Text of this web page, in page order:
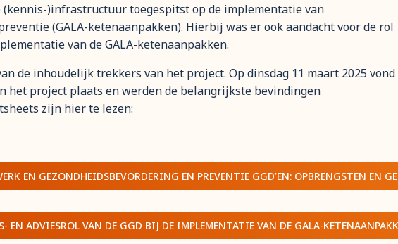
(kennis-)infrastructuur toegespitst op de implementatie van
(GALA-ketenaanpakken). Hierbij was er ook aandacht voor de rol
van de GALA-ketenaanpakken.
de inhoudelijk trekkers van het project. Op dinsdag 11 maart 2025 vond
het project plaats en werden de belangrijkste bevindingen
zijn hier te lezen:
EN GEZONDHEIDSBEVORDERING EN PREVENTIE GGD’EN: OPBRENGSTEN EN
EN ADVIESROL VAN DE GGD BIJ DE IMPLEMENTATIE VAN DE GALA-